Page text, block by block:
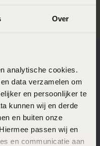
Over
analytische cookies.
data verzamelen om
en persoonlijker te
kunnen wij en derde
en buiten onze
passen wij en
en communicatie aan
Tage kostenlos
mit 4,58 / 5